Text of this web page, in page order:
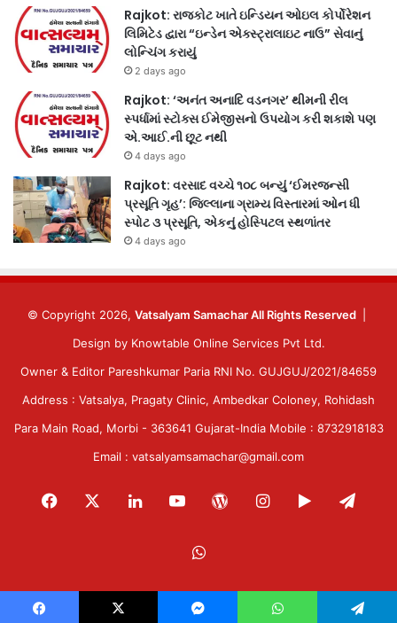
Rajkot: રાજકોટ ખાતે ઇન્ડિયન ઓઇલ કોર્પોરેશન
લિમિટેડ દ્વારા “ઇન્ડેન એક્સ્ટ્રાલાઇટ નાઉ” સેવાનું
લોન્ચિંગ કરાયું
2 days ago
Rajkot: ‘અનંત અનાદિ વડનગર’ થીમની રીલ
સ્પર્ધામાં સ્ટોક્સ ઈમેજીસનો ઉપયોગ કરી શકાશે પણ
એ.આઈ.ની છૂટ નથી
4 days ago
Rajkot: વરસાદ વચ્ચે ૧૦૮ બન્યું ‘ઈમરજન્સી
પ્રસૂતિ ગૃહ’: જિલ્લાના ગ્રામ્ય વિસ્તારમાં ઓન ધી
સ્પોટ ૩ પ્રસૂતિ, એકનું હોસ્પિટલ સ્થળાંતર
4 days ago
© Copyright 2026, Vatsalyam Samachar All Rights Reserved
Design by Knowtable Online Services Pvt Ltd.
Owner & Editor Pareshkumar Paria RNI No. GUJGUJ/2021/84659
Address : Vatsalya, Pragaty Clinic, Ambedkar Coloney, Rohidash
Para Main Road, Morbi - 363641 Gujarat-India Mobile : 8732918183
Email : vatsalyamsamachar@gmail.com
Facebook LinkedInYouTubeWordPressInstagram
Google
WhatsApp